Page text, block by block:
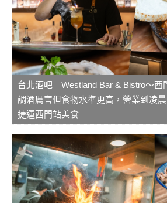
台北酒吧｜Westland Bar & Bistro～西
調酒厲害但食物水準更高，營業到凌
捷運西門站美食